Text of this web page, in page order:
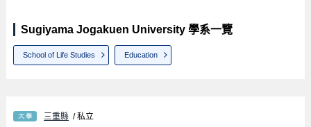
Sugiyama Jogakuen University 學系一覽
School of Life Studies Education
三重縣 / 私立